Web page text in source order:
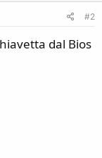
#2
dal Bios